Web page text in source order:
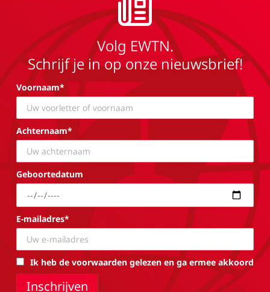
Volg EWTN.
Schrijf je in op onze nieuwsbrief!
Voornaam*
Achternaam*
Geboortedatum
E-mailadres*
Ik heb de voorwaarden gelezen en ga ermee akkoord